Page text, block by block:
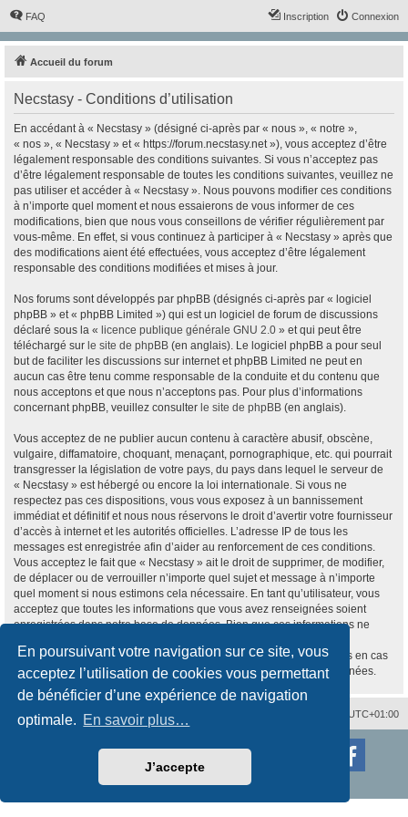
En poursuivant votre navigation sur ce site, vous
acceptez l’utilisation de cookies vous permettant
de bénéficier d’une expérience de navigation
optimale. En savoir plus…
J’accepte
FAQ Connexion
Inscription
Accueil du forum
Necstasy - Conditions d’utilisation
En accédant à « Necstasy » (désigné ci-après par « nous », « notre »,
« nos », « Necstasy » et « https://forum.necstasy.net »), vous acceptez d’être
légalement responsable des conditions suivantes. Si vous n’acceptez pas
d’être légalement responsable de toutes les conditions suivantes, veuillez ne
pas utiliser et accéder à « Necstasy ». Nous pouvons modifier ces conditions
à n’importe quel moment et nous essaierons de vous informer de ces
modifications, bien que nous vous conseillons de vérifier régulièrement par
vous-même. En effet, si vous continuez à participer à « Necstasy » après que
des modifications aient été effectuées, vous acceptez d’être légalement
responsable des conditions modifiées et mises à jour.
Nos forums sont développés par phpBB (désignés ci-après par « logiciel
phpBB » et « phpBB Limited ») qui est un logiciel de forum de discussions
déclaré sous la « licence publique générale GNU 2.0 » et qui peut être
téléchargé sur le site de phpBB (en anglais). Le logiciel phpBB a pour seul
but de faciliter les discussions sur internet et phpBB Limited ne peut en
aucun cas être tenu comme responsable de la conduite et du contenu que
nous acceptons et que nous n’acceptons pas. Pour plus d’informations
concernant phpBB, veuillez consulter le site de phpBB (en anglais).
Vous acceptez de ne publier aucun contenu à caractère abusif, obscène,
vulgaire, diffamatoire, choquant, menaçant, pornographique, etc. qui pourrait
transgresser la législation de votre pays, du pays dans lequel le serveur de
« Necstasy » est hébergé ou encore la loi internationale. Si vous ne
respectez pas ces dispositions, vous vous exposez à un bannissement
immédiat et définitif et nous nous réservons le droit d’avertir votre fournisseur
d’accès à internet et les autorités officielles. L’adresse IP de tous les
messages est enregistrée afin d’aider au renforcement de ces conditions.
Vous acceptez le fait que « Necstasy » ait le droit de supprimer, de modifier,
de déplacer ou de verrouiller n’importe quel sujet et message à n’importe
quel moment si nous estimons cela nécessaire. En tant qu’utilisateur, vous
acceptez que toutes les informations que vous avez renseignées soient
enregistrées dans notre base de données. Bien que ces informations ne
« Necstasy », ni phpBB, ne pourront être tenus comme responsables en cas
de tentative de piratage informatique visant à compromettre vos données.
UTC+01:00
Supprimer les cookies
Nous contacter
2017
Conditions